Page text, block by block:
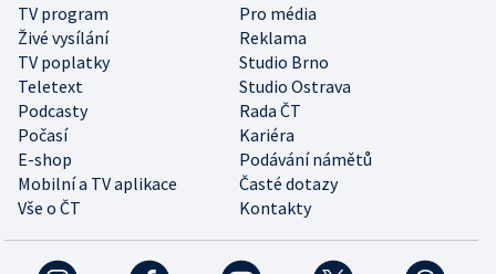
TV program
Pro média
Živé vysílání
Reklama
TV poplatky
Studio Brno
Teletext
Studio Ostrava
Podcasty
Rada ČT
Počasí
Kariéra
E-shop
Podávání námětů
Mobilní a TV aplikace
Časté dotazy
Vše o ČT
Kontakty